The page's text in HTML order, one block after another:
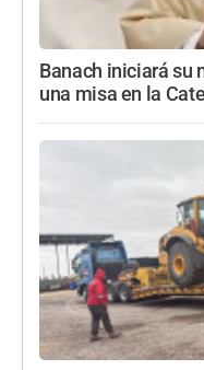
Banach iniciará su
una misa en la